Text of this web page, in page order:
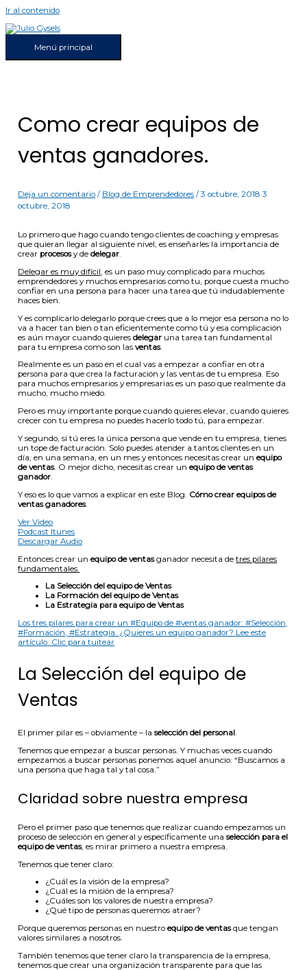
Ir al contenido
Menú principal
Como crear equipos de
ventas ganadores.
Deja un comentario / Blog de Emprendedores /3 octubre, 2018 3
octubre, 2018
Lo primero que hago cuando tengo clientes de coaching y empresas
que quieran llegar al siguiente nivel, es enseñarles la importancia de
crear procesosy dedelegar.
Delegar es muy difícil , es un paso muy complicado para muchos
emprendedores y muchos empresarios como tu, porque cuesta mucho
confiar en una persona para hacer una tarea que tú indudablemente
haces bien.
Y es complicarlo delegarlo porque crees que a lo mejor esa persona no lo
va a hacer tan bien o tan eficientemente como tú y esa complicación
es aún mayor cuando quieresdelegar una tarea tan fundamental
para tu empresa como son lasventas.
Realmente es un paso en el cual vas a empezar a confiar en otra
persona para que crea la facturación y las ventas de tu empresa. Eso
para muchos empresarios y empresarias es un paso que realmente da
mucho, mucho miedo.
Pero es muy importante porque cuando quieres elevar, cuando quieres
crecer con tu empresa no puedes hacerlo todo tú, para empezar.
Y segundo, si tú eres la única persona que vende en tu empresa, tienes
un tope de facturación. Solo puedes atender a tantos clientes en un
día, en una semana, en un mes y entonces necesitas crear unequipo
de ventas. O mejor dicho, necesitas crear unequipo de ventas
ganador.
Y eso es lo que vamos a explicar en este Blog. Cómo crear equipos de
ventas ganadores.
Ver Video
Podcast Itunes
Descargar Audio
Entonces crear unequipo de ventasganador necesita detres pilares
fundamentales.
La Selección del equipo de Ventas
La Formación del equipo de Ventas
La Estrategia para equipo de Ventas
Los tres pilares para crear un #Equipo de #ventas ganador: #Selección,
#Formación, #Estrategia. ¿Quieres un equipo ganador? Lee este
artículo. Clic para tuitear
La Selección del equipo de
Ventas
El primer pilar es – obviamente – laselección del personal.
Tenemos que empezar a buscar personas. Y muchas veces cuando
empezamos a buscar personas ponemos aquel anuncio: “Buscamos a
una persona que haga tal y tal cosa.”
Claridad sobre nuestra empresa
Pero el primer paso que tenemos que realizar cuando empezamos un
proceso de selección en general y específicamente una selección para el
equipo de ventas, es mirar primero a nuestra empresa.
Tenemos que tener claro:
¿Cuál es la visión de la empresa?
¿Cuál es la misión de la empresa?
¿Cuáles son los valores de nuestra empresa?
¿Qué tipo de personas queremos atraer?
Porque queremos personas en nuestro equipo de ventasque tengan
valores similares a nosotros.
También tenemos que tener claro la transparencia de la empresa,
tenemos que crear una organización transparente para que las